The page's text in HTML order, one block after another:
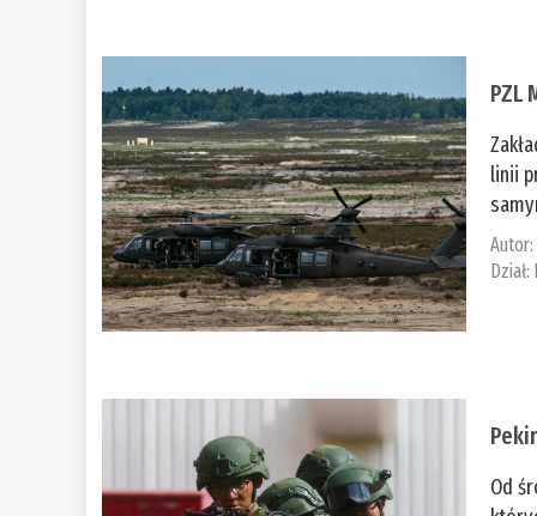
PZL
linii
Autor:
Dział:
Od